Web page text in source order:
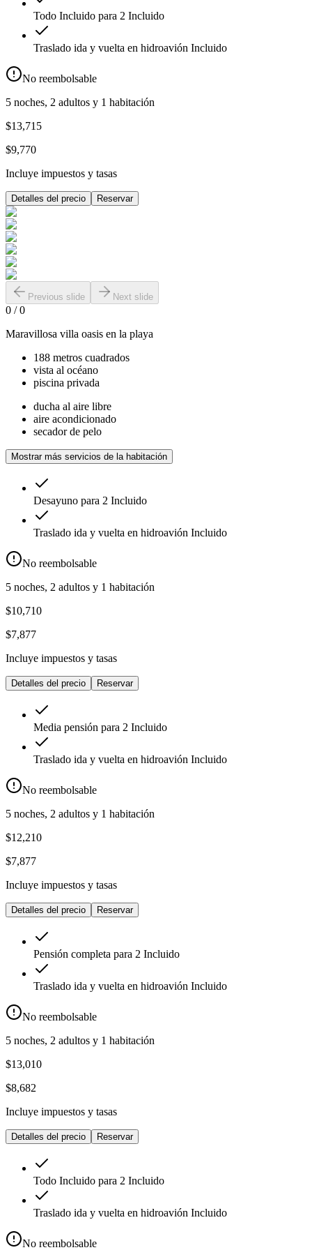
Todo Incluido para 2 Incluido
Traslado ida y vuelta en hidroavión Incluido
No reembolsable
5 noches, 2 adultos y 1 habitación
$13,715
$9,770
Incluye impuestos y tasas
Detalles del precio Reservar
Previous slide Next slide
0 /0
Maravillosa villa oasis en la playa
188 metros cuadrados
vista al océano
piscina privada
ducha al aire libre
aire acondicionado
secador de pelo
Mostrar más servicios de la habitación
Desayuno para 2 Incluido
Traslado ida y vuelta en hidroavión Incluido
No reembolsable
5 noches, 2 adultos y 1 habitación
$10,710
$7,877
Incluye impuestos y tasas
Detalles del precio Reservar
Media pensión para 2 Incluido
Traslado ida y vuelta en hidroavión Incluido
No reembolsable
5 noches, 2 adultos y 1 habitación
$12,210
$7,877
Incluye impuestos y tasas
Detalles del precio Reservar
Pensión completa para 2 Incluido
Traslado ida y vuelta en hidroavión Incluido
No reembolsable
5 noches, 2 adultos y 1 habitación
$13,010
$8,682
Incluye impuestos y tasas
Detalles del precio Reservar
Todo Incluido para 2 Incluido
Traslado ida y vuelta en hidroavión Incluido
No reembolsable